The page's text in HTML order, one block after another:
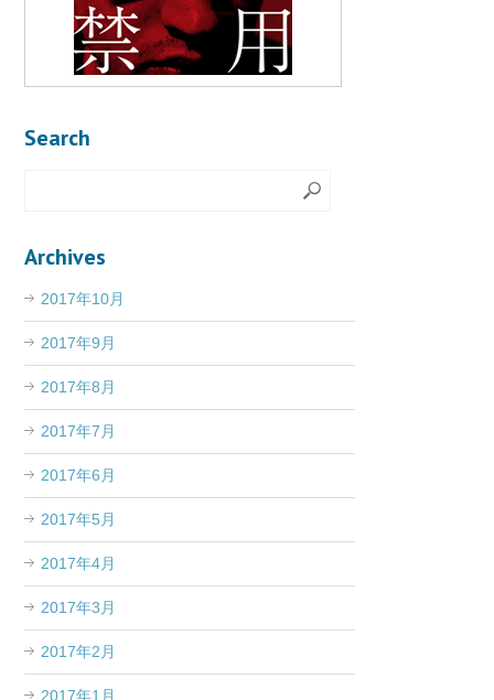
Search
Archives
2017年10月
2017年9月
2017年8月
2017年7月
2017年6月
2017年5月
2017年4月
2017年3月
2017年2月
2017年1月